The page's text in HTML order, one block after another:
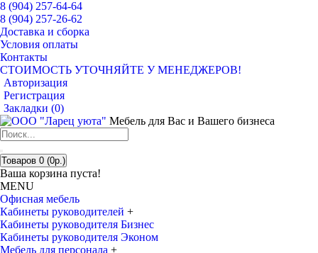
8 (904) 257-64-64
8 (904) 257-26-62
Доставка и сборка
Условия оплаты
Контакты
СТОИМОСТЬ УТОЧНЯЙТЕ У МЕНЕДЖЕРОВ!
Авторизация
Регистрация
Закладки (0)
Мебель для Вас и Вашего бизнеса
Товаров 0 (0р.)
Ваша корзина пуста!
MENU
Офисная мебель
Кабинеты руководителей +
Кабинеты руководителя Бизнес
Кабинеты руководителя Эконом
Мебель для персонала +